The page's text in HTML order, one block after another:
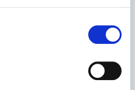
dla Twojego